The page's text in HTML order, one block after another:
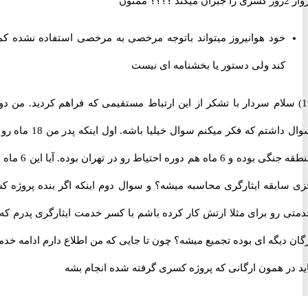
خود هوانیروز میتواند باتوجه مرخصی به مرخصی استفاده نشده کمک
کند ولی دستور یا بخشنامه ای نیست
سلام سردار با تشکر از این ارتباط مستقیمی که فراهم کردید. من دو تا
سوال داشتم که فکر میکنم سوال خیلیا باشه. اول اینکه پدر من 18 ماه رو در
منطقه جنگی بوده و 6 ماه هم دوره احتیاط رو در تهران بوده. آیا این 6 ماه هم
ایثارگری محاسبه میشه؟ و سوال دوم اینکه اگر بنده پروژه کسر
رو برای مثلا ارتش کار کرده باشم با کسر خدمت ایثارگری پدرم که از
دیگه ای بوده تجمیع میشه؟ چون تا جایی که من اطلاع دارم ادامه خدمت
همون ارگانی که پروژه کسری گرفته شده انجام بشه